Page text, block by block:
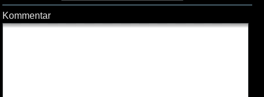
Kommentar